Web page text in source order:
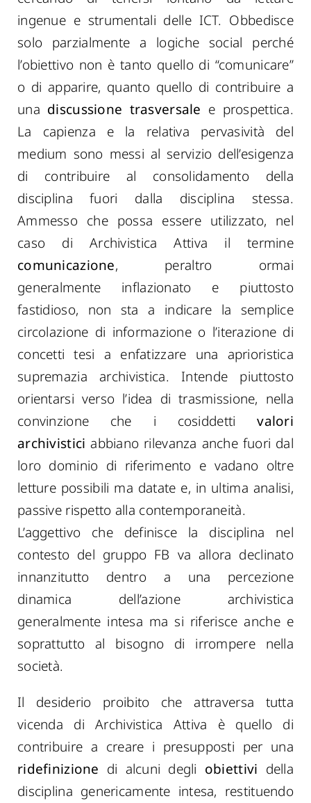
ingenue e strumentali delle ICT. Obbedisce
solo parzialmente a logiche social perché
l’obiettivo non è tanto quello di “comunicare”
o di apparire, quanto quello di contribuire a
una discussione trasversale e prospettica.
La capienza e la relativa pervasività del
medium sono messi al servizio dell’esigenza
di contribuire al consolidamento della
disciplina fuori dalla disciplina stessa.
Ammesso che possa essere utilizzato, nel
caso di Archivistica Attiva il termine
comunicazione, peraltro ormai
generalmente inflazionato e piuttosto
fastidioso, non sta a indicare la semplice
circolazione di informazione o l’iterazione di
concetti tesi a enfatizzare una aprioristica
supremazia archivistica. Intende piuttosto
orientarsi verso l’idea di trasmissione, nella
convinzione che i cosiddettivalori
archivistici abbiano rilevanza anche fuori dal
loro dominio di riferimento e vadano oltre
letture possibili ma datate e, in ultima analisi,
passive rispetto alla contemporaneità.
L’aggettivo che definisce la disciplina nel
contesto del gruppo FB va allora declinato
innanzitutto dentro a una percezione
dinamica dell’azione archivistica
generalmente intesa ma si riferisce anche e
soprattutto al bisogno di irrompere nella
società.
Il desiderio proibito che attraversa tutta
vicenda di Archivistica Attiva è quello di
contribuire a creare i presupposti per una
ridefinizione di alcuni degli obiettivi della
disciplina genericamente intesa, restituendo